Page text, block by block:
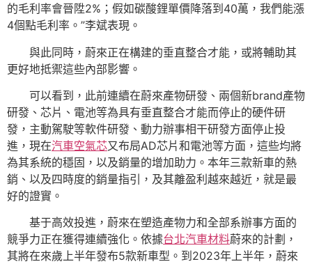
的毛利率會晉陞2%；假如碳酸鋰單價降落到40萬，我們能漲
4個點毛利率。”李斌表現。
與此同時，蔚來正在構建的垂直整合才能，或將輔助其
更好地抵禦這些內部影響。
可以看到，此前連續在蔚來產物研發、兩個新brand產物
研發、芯片、電池等為具有垂直整合才能而停止的硬件研
發，主動駕駛等軟件研發、動力辦事相干研發方面停止投
進，現在汽車空氣芯又布局AD芯片和電池等方面，這些均將
為其系統的穩固，以及銷量的增加助力。本年三款新車的熱
銷、以及四時度的銷量指引，及其離盈利越來越近，就是最
好的證實。
基于高效投進，蔚來在塑造產物力和全部系辦事方面的
競爭力正在獲得連續強化。依據台北汽車材料蔚來的計劃，
其將在來歲上半年發布5款新車型。到2023年上半年，蔚來